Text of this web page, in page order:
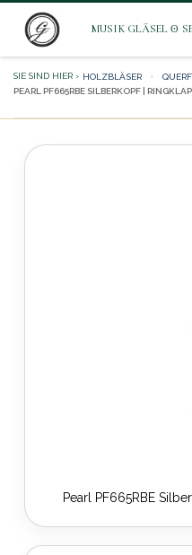
Direkt
zum
HOLZBLÄSER
PEARL PF665RBE SILBERKOPF |
Pearl PF665RBE
Zum
Anfang